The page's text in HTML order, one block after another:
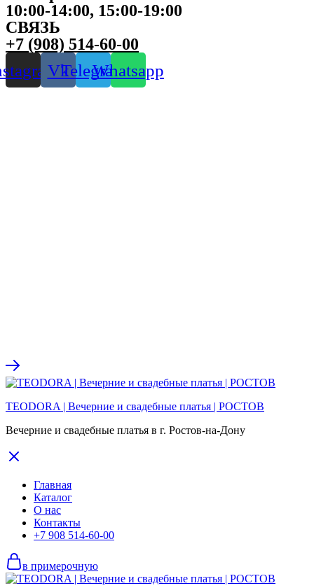
10:00-14:00, 15:00-19:00
СВЯЗЬ
+7 (908) 514-60-00
VkTelegramWhatsapp
TEODORA | Вечерние и свадебные платья | РОСТОВ
Вечерние и свадебные платья в г. Ростов-на-Дону
Главная
Каталог
О нас
Контакты
+7 908 514-60-00
в примерочную